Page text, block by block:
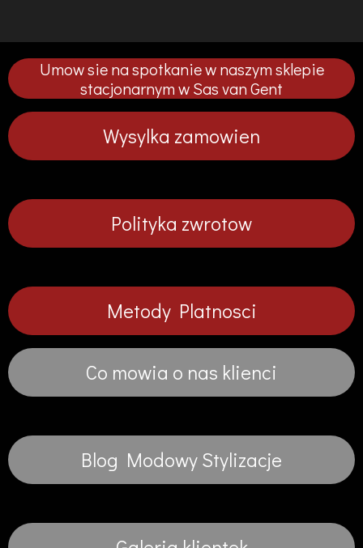
ę
p
n
j
ę
p
n
j
ę
p
n
j
ę
p
n
i
Umow sie na spotkanie w naszym sklepie
stacjonarnym w Sas van Gent
Wysylka zamowien
Polityka zwrotow
Metody Platnosci
Co mowia o nas klienci
Blog Modowy Stylizacje